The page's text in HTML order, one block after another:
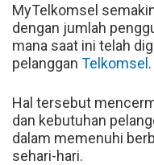
MyTelkomsel
dengan jumlah
mana saat ini telah
pelanggan Telkomsel.
Hal tersebut
dan kebutuhan
dalam memenuhi
sehari-hari.